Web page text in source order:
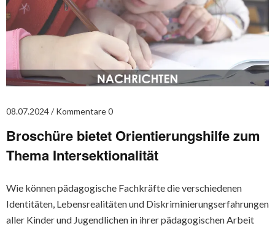
08.07.2024 Kommentare 0
Broschüre bietet Orientierungshilfe zum
Thema Intersektionalität
Wie können pädagogische Fachkräfte die verschiedenen
Identitäten, Lebensrealitäten und Diskriminierungserfahrungen
aller Kinder und Jugendlichen in ihrer pädagogischen Arbeit